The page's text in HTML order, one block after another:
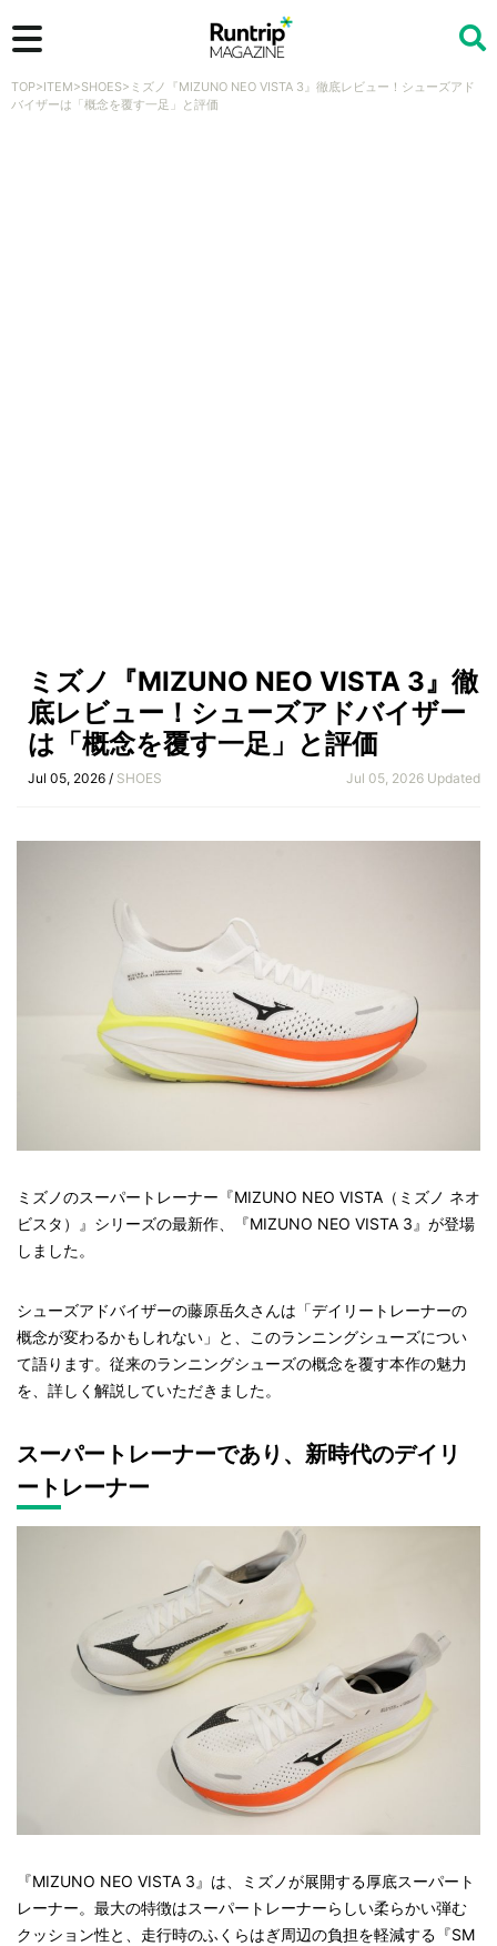
検索
TOP>ITEM>SHOES> ミズノ『MIZUNO NEO VISTA 3』徹底レビュー！シューズアド
バイザーは「概念を覆す一足」と評価
ミズノ『MIZUNO NEO VISTA 3』徹
底レビュー！シューズアドバイザー
は「概念を覆す一足」と評価
Jul 05, 2026 / SHOES Jul 05, 2026 Updated
ミズノのスーパートレーナー『MIZUNO NEO VISTA（ミズノ ネオ
ビスタ）』シリーズの最新作、『MIZUNO NEO VISTA 3』が登場
しました。
シューズアドバイザーの藤原岳久さんは「デイリートレーナーの
概念が変わるかもしれない」と、このランニングシューズについ
て語ります。従来のランニングシューズの概念を覆す本作の魅力
を、詳しく解説していただきました。
スーパートレーナーであり、新時代のデイリ
ートレーナー
『MIZUNO NEO VISTA 3』は、ミズノが展開する厚底スーパート
レーナー。最大の特徴はスーパートレーナーらしい柔らかい弾む
クッション性と、走行時のふくらはぎ周辺の負担を軽減する『SM